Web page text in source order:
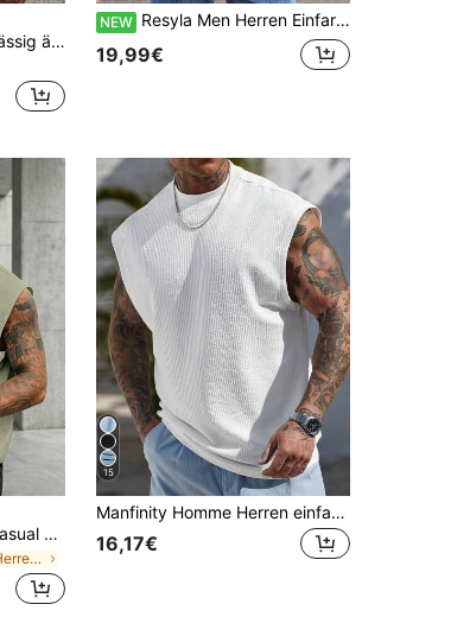
GRDR Herren Sommer Lässig ärmelloses Rundhals Tank Top
NEW Resyla Men Herren Einfarbiges Kurzarm Einzelknöpfung Lässig Hemd (Geeignet für Sommer, Herbst) mit japanischem Urlaubsstil, koreanischem Clean Fit Jugendstil, urbanem entspanntem Lässigstil, perfekt für Strandurlaub, Stadterkundung, Sommerpendeln, Straßenfotografie, Cafébesuche, bevorzugt in hellen Farben, leichtes Basic Herrenbekleidung
19,99€
GRDR Herren Sommer Casual ärmelloses Rundhals Tank Top
in Einfarbig Herren Tanktops
15
Manfinity Homme Herren einfarbiges Rundhals Kurzarm Lässig Top, Alltagskleidung, Urlaub
16,17€